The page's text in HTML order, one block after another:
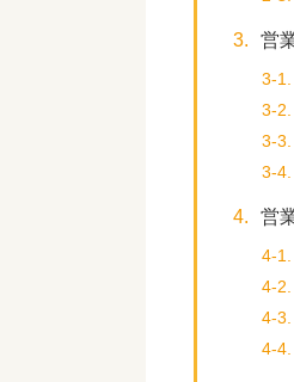
3. 営
3-1.
3-2.
3-3.
3-4.
4. 営
4-1.
4-2.
4-3.
4-4.